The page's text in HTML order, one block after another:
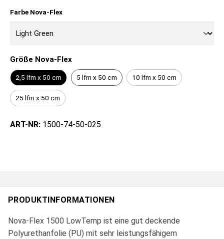
Farbe Nova-Flex
Größe Nova-Flex
2,5 lfm x 50 cm 5 lfm x 50 cm 10 lfm x 50 cm
25 lfm x 50 cm
ART-NR: 1500-74-50-025
PRODUKTINFORMATIONEN
Nova-Flex 1500 LowTemp ist eine gut deckende
Polyurethanfolie (PU) mit sehr leistungsfähigem